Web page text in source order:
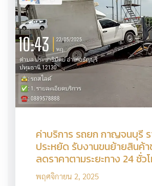
ค่าบริการ รถยก กาญจนบุรี
ประหยัด รับงานขนย้ายสินค้
ลดราคาตามระยะทาง 24 ชั่ว
พฤศจิกายน 2, 2025